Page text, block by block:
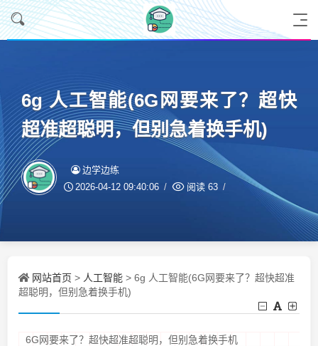
6g 人工智能(6G网要来了？超快
超准超聪明，但别急着换手机)
边学边练
2026-04-12 09:40:06 阅读 63
网站首页 > 人工智能 > 6g 人工智能(6G网要来了？超快超准
超聪明，但别急着换手机)
6G网要来了？超快超准超聪明，但别急着换手机